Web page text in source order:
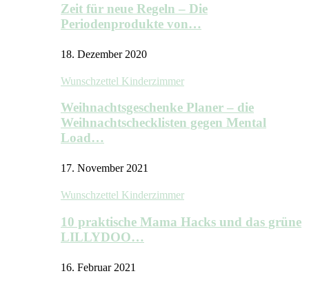
Zeit für neue Regeln – Die
Periodenprodukte von…
18. Dezember 2020
Wunschzettel Kinderzimmer
Weihnachtsgeschenke Planer – die
Weihnachtschecklisten gegen Mental
Load…
17. November 2021
Wunschzettel Kinderzimmer
10 praktische Mama Hacks und das grüne
LILLYDOO…
16. Februar 2021